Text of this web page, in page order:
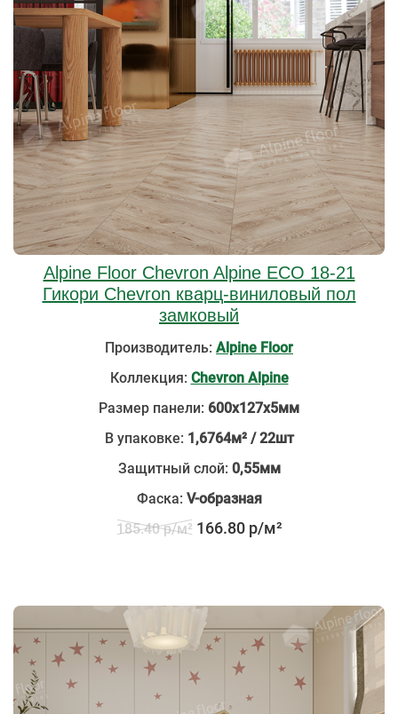
Alpine Floor Chevron Alpine ECO 18-21
Гикори Chevron кварц-виниловый пол
замковый
Производитель: Alpine Floor
Коллекция: Chevron Alpine
Размер панели: 600х127х5мм
В упаковке: 1,6764м² / 22шт
Защитный слой: 0,55мм
Фаска: V-образная
185.40 р/м² 166.80 р/м²